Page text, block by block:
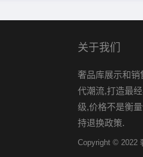
关于我们
奢品库展示和
代潮流,打造最
级,价格不是衡
持退换政策.
Copyright © 2022